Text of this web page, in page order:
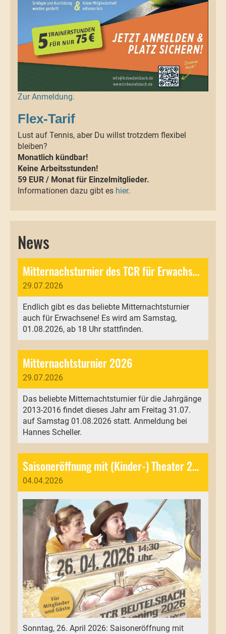
Zur Anmeldung.
Flex-Tarif
Lust auf Tennis, aber Du willst trotzdem flexibel
bleiben?
Monatlich kündbar!
Keine Arbeitsstunden!
59 EUR / Monat für Einzelmitglieder.
Informationen dazu gibt es hier.
News
Mitternachsturnier des TCR für Erwachsene
29.07.2026
Endlich gibt es das beliebte Mitternachtsturnier
auch für Erwachsene! Es wird am Samstag,
01.08.2026, ab 18 Uhr stattfinden.
Mitternachtsturnier 2026
29.07.2026
Das beliebte Mitternachtsturnier für die Jahrgänge
2013-2016 findet dieses Jahr am Freitag 31.07.
auf Samstag 01.08.2026 statt. Anmeldung bei
Hannes Scheller.
Saisoneröffnung mit (Kinder-) Theater 26.04.2026
04.04.2026
Sonntag, 26. April 2026: Saisoneröffnung mit